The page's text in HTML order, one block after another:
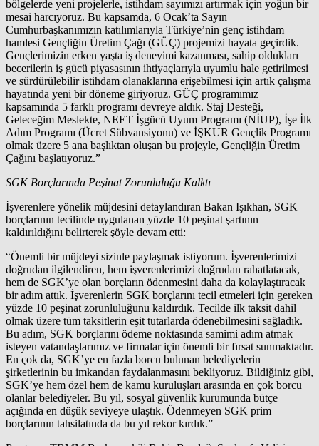
bölgelerde yeni projelerle, istihdam sayımızı artırmak için yoğun bir
mesai harcıyoruz. Bu kapsamda, 6 Ocak’ta Sayın
Cumhurbaşkanımızın katılımlarıyla Türkiye’nin genç istihdam
hamlesi Gençliğin Üretim Çağı (GÜÇ) projemizi hayata geçirdik.
Gençlerimizin erken yaşta iş deneyimi kazanması, sahip oldukları
becerilerin iş gücü piyasasının ihtiyaçlarıyla uyumlu hale getirilmesi
ve sürdürülebilir istihdam olanaklarına erişebilmesi için artık çalışma
hayatında yeni bir döneme giriyoruz. GÜÇ programımız
kapsamında 5 farklı programı devreye aldık. Staj Desteği,
Geleceğim Meslekte, NEET İşgücü Uyum Programı (NİUP), İşe İlk
Adım Programı (Ücret Sübvansiyonu) ve İŞKUR Gençlik Programı
olmak üzere 5 ana başlıktan oluşan bu projeyle, Gençliğin Üretim
Çağını başlatıyoruz.”
SGK Borçlarında Peşinat Zorunluluğu Kalktı
İşverenlere yönelik müjdesini detaylandıran Bakan Işıkhan, SGK
borçlarının tecilinde uygulanan yüzde 10 peşinat şartının
kaldırıldığını belirterek şöyle devam etti:
“Önemli bir müjdeyi sizinle paylaşmak istiyorum. İşverenlerimizi
doğrudan ilgilendiren, hem işverenlerimizi doğrudan rahatlatacak,
hem de SGK’ye olan borçların ödenmesini daha da kolaylaştıracak
bir adım attık. İşverenlerin SGK borçlarını tecil etmeleri için gereken
yüzde 10 peşinat zorunluluğunu kaldırdık. Tecilde ilk taksit dahil
olmak üzere tüm taksitlerin eşit tutarlarda ödenebilmesini sağladık.
Bu adım, SGK borçlarını ödeme noktasında samimi adım atmak
isteyen vatandaşlarımız ve firmalar için önemli bir fırsat sunmaktadır.
En çok da, SGK’ye en fazla borcu bulunan belediyelerin
şirketlerinin bu imkandan faydalanmasını bekliyoruz. Bildiğiniz gibi,
SGK’ye hem özel hem de kamu kuruluşları arasında en çok borcu
olanlar belediyeler. Bu yıl, sosyal güvenlik kurumunda bütçe
açığında en düşük seviyeye ulaştık. Ödenmeyen SGK prim
borçlarının tahsilatında da bu yıl rekor kırdık.”